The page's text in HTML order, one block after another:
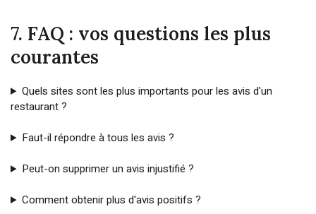
7. FAQ : vos questions les plus
courantes
Quels sites sont les plus importants pour les avis d'un
restaurant ?
Faut-il répondre à tous les avis ?
Peut-on supprimer un avis injustifié ?
Comment obtenir plus d'avis positifs ?